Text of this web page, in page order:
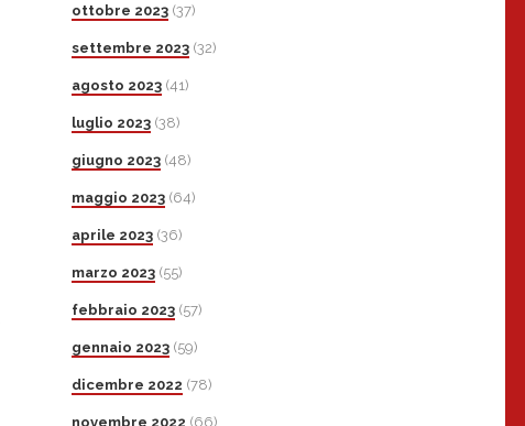
ottobre 2023(37)
settembre 2023(32)
agosto 2023(41)
luglio 2023(38)
giugno 2023(48)
maggio 2023(64)
aprile 2023(36)
marzo 2023(55)
febbraio 2023(57)
gennaio 2023(59)
dicembre 2022 (78)
novembre 2022 (66)